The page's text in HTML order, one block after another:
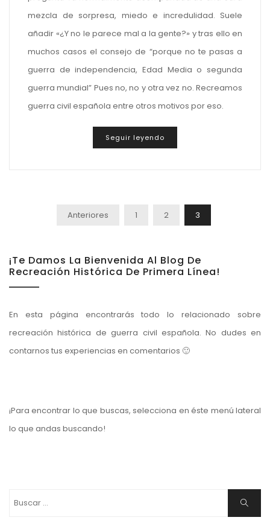
mezcla de sorpresa, miedo e incredulidad. Suele
añadir «¿Y no le parece mal a la gente?» y tras ello en
muchos casos el consejo de “porque no te pasas a
guerra de independencia, Edad Media o segunda
guerra mundial” Pues no, no y otra vez no. Recreamos
guerra civil española entre otros motivos por eso.
Seguir leyendo
PaginaciónAnteriores 1 2 3
¡Te Damos La Bienvenida Al Blog De
Recreación Histórica De Primera Línea!
En esta página encontrarás todo lo relacionado sobre
recreación histórica de guerra civil española. No dudes en
contarnos tus experiencias en comentarios 🙂
¡Para encontrar lo que buscas, selecciona en éste menú lateral
lo que andas buscando!
Buscar